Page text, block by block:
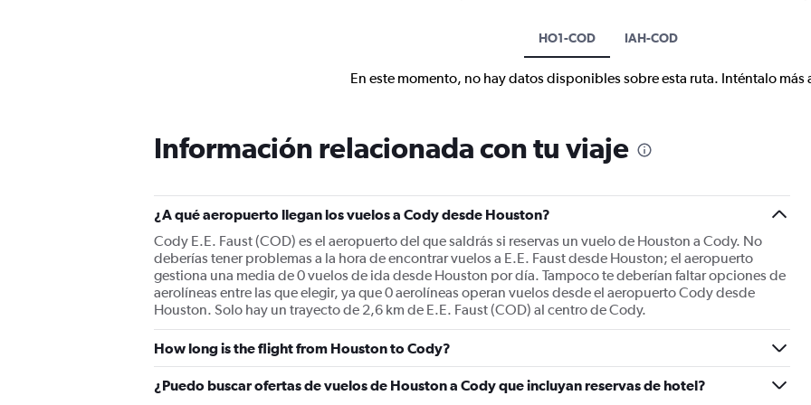
HO1-COD IAH-COD
En este momento, no hay datos disponibles sobre esta ruta. Inténtalo más
Información relacionada con tu viaje
¿A qué aeropuerto llegan los vuelos a Cody desde Houston?
Cody E.E. Faust (COD) es el aeropuerto del que saldrás si reservas un vuelo de Houston a Cody. No
deberías tener problemas a la hora de encontrar vuelos a E.E. Faust desde Houston; el aeropuerto
gestiona una media de 0 vuelos de ida desde Houston por día. Tampoco te deberían faltar opciones de
aerolíneas entre las que elegir, ya que 0 aerolíneas operan vuelos desde el aeropuerto Cody desde
Houston. Solo hay un trayecto de 2,6 km de E.E. Faust (COD) al centro de Cody.
How long is the flight from Houston to Cody?
¿Puedo buscar ofertas de vuelos de Houston a Cody que incluyan reservas de hotel?